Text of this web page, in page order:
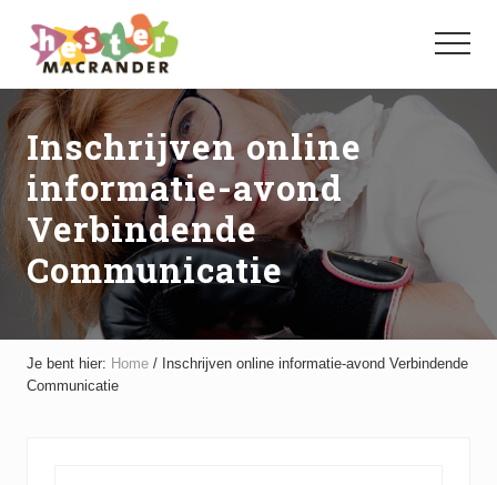
naar
hoofd
inhoud
naar
voettekst
Menu
Inschrijven online
informatie-avond
Verbindende
Communicatie
Je bent hier: Home / Inschrijven online informatie-avond Verbindende
Communicatie